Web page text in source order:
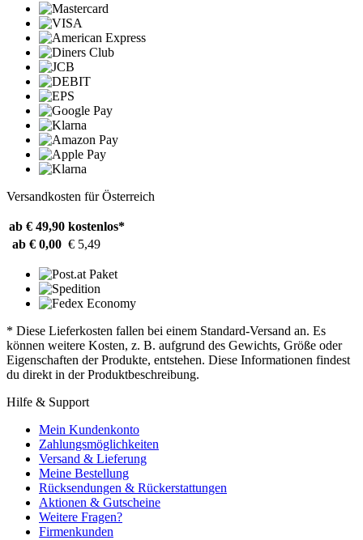
Versandkosten für Österreich
ab € 49,90 kostenlos*
ab € 0,00 € 5,49
* Diese Lieferkosten fallen bei einem Standard-Versand an. Es
können weitere Kosten, z. B. aufgrund des Gewichts, Größe oder
Eigenschaften der Produkte, entstehen. Diese Informationen findest
du direkt in der Produktbeschreibung.
Hilfe & Support
Mein Kundenkonto
Zahlungsmöglichkeiten
Versand & Lieferung
Meine Bestellung
Rücksendungen & Rückerstattungen
Aktionen & Gutscheine
Weitere Fragen?
Firmenkunden